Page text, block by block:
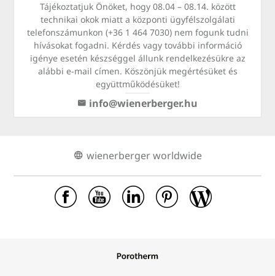
Tájékoztatjuk Önöket, hogy 08.04 – 08.14. között
technikai okok miatt a központi ügyfélszolgálati
telefonszámunkon (+36 1 464 7030) nem fogunk tudni
hívásokat fogadni. Kérdés vagy további információ
igénye esetén készséggel állunk rendelkezésükre az
alábbi e-mail címen. Köszönjük megértésüket és
együttműködésüket!
info@wienerberger.hu
wienerberger worldwide